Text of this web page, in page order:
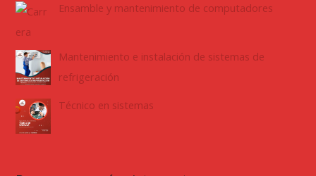
Ensamble y mantenimiento de computadores
Mantenimiento e instalación de sistemas de
refrigeración
Técnico en sistemas